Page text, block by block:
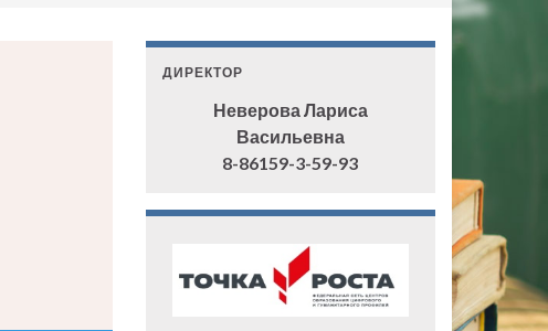
ДИРЕКТОР
Неверова Лариса
Васильевна
8-86159-3-59-93